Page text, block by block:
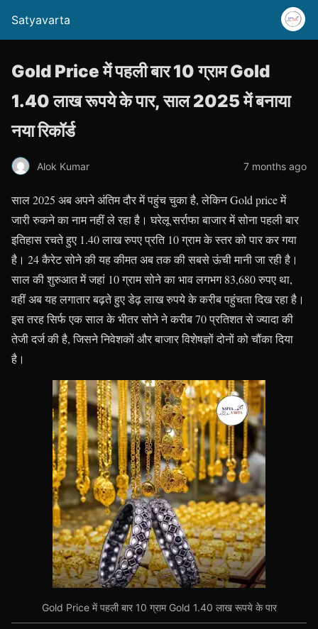
Satyavarta
Gold Price में पहली बार 10 ग्राम Gold
1.40 लाख रूपये के पार, साल 2025 में बनाया
नया रिकॉर्ड
Alok Kumar 7 months ago
साल 2025 अब अपने अंतिम दौर में पहुंच चुका है, लेकिन Gold price में
जारी रुकने का नाम नहीं ले रहा है। घरेलू सर्राफा बाजार में सोना पहली बार
इतिहास रचते हुए 1.40 लाख रुपए प्रति 10 ग्राम के स्तर को पार कर गया
है। 24 कैरेट सोने की यह कीमत अब तक की सबसे ऊंची मानी जा रही है।
साल की शुरुआत में जहां 10 ग्राम सोने का भाव लगभग 83,680 रुपए था,
वहीं अब यह लगातार बढ़ते हुए डेढ़ लाख रुपये के करीब पहुंचता दिख रहा है।
इस तरह सिर्फ एक साल के भीतर सोने ने करीब 70 प्रतिशत से ज्यादा की
तेजी दर्ज की है, जिसने निवेशकों और बाजार विशेषज्ञों दोनों को चौंका दिया
है।
Gold Price में पहली बार 10 ग्राम Gold 1.40 लाख रूपये के पार